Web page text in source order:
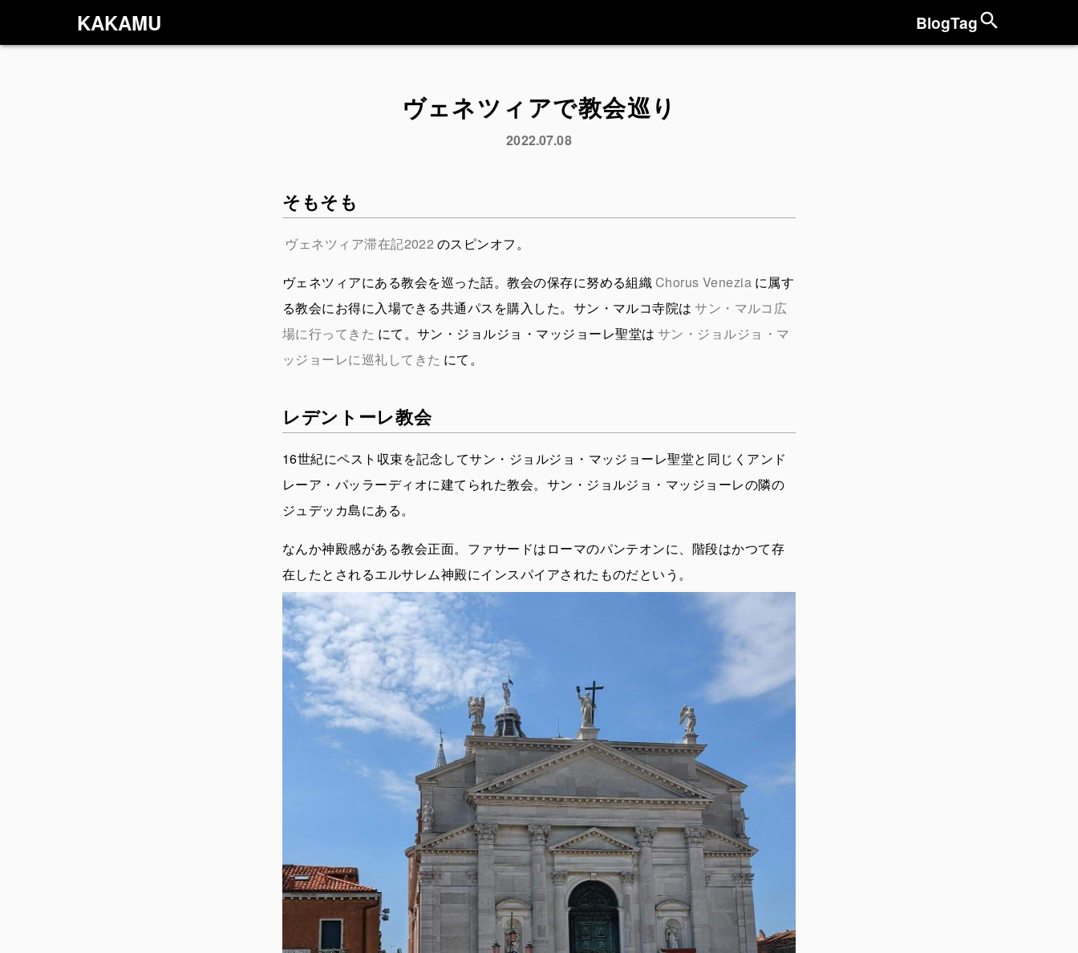
KAKAMU BlogTag
ヴェネツィアで教会巡り
2022.07.08
そもそも
ヴェネツィア滞在記2022 のスピンオフ。
ヴェネツィアにある教会を巡った話。教会の保存に努める組織Chorus Venezia に属す
る教会にお得に入場できる共通パスを購入した。サン・マルコ寺院は サン・マルコ広
場に行ってきた にて。サン・ジョルジョ・マッジョーレ聖堂は サン・ジョルジョ・マ
ッジョーレに巡礼してきた にて。
レデントーレ教会
16世紀にペスト収束を記念してサン・ジョルジョ・マッジョーレ聖堂と同じくアンド
レーア・パッラーディオに建てられた教会。サン・ジョルジョ・マッジョーレの隣の
ジュデッカ島にある。
なんか神殿感がある教会正面。ファサードはローマのパンテオンに、階段はかつて存
在したとされるエルサレム神殿にインスパイアされたものだという。